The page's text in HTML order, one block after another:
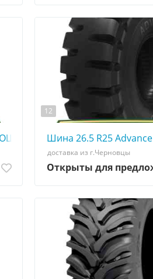
☎️ 0507773380
12
Шина 26.5 R25
доставка из г.Черновцы
Открыты для